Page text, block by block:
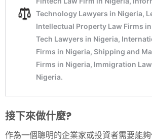
接下來做什麼?
作為一個聰明的企業家或投資者需要能夠